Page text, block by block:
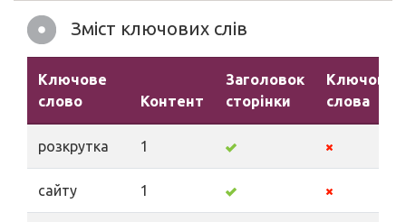
Зміст ключових слів
Ключове
слово
Контент
Заголовок
сторінки
Ключові
слова
розкрутка 1
сайту 1